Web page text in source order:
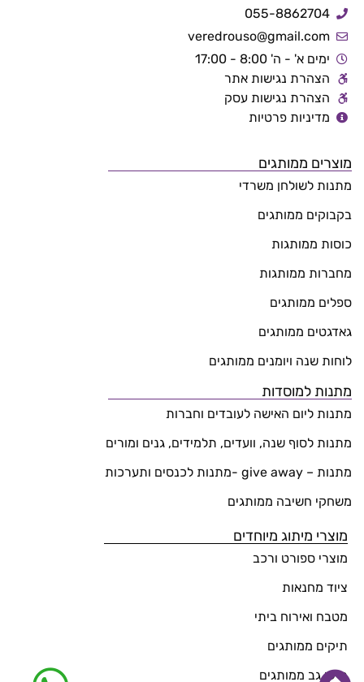
מוצרים ממותגים
מתנות לשולחן משרדי
בקבוקים ממותגים
כוסות ממותגות
מחברות ממותגות
ספלים ממותגים
גאדגטים ממותגים
לוחות שנה ויומנים ממותגים
מתנות למוסדות
מתנות ליום האישה לעובדים וחברות
מתנות לסוף שנה, וועדים, תלמידים, גנים ומורים
מתנות – give away -מתנות לכנסים ותערכות
משחקי חשיבה ממותגים
מוצרי מיתוג מיוחדים
מוצרי ספורט ורכב
ציוד מחנאות
מטבח ואירוח ביתי
תיקים ממותגים
תיקי גב ממותגים
055-8862704
veredrouso@gmail.com
ימים א' - ה' 8:00 - 17:00
הצהרת נגישות אתר
הצהרת נגישות עסק
מדיניות פרטיות